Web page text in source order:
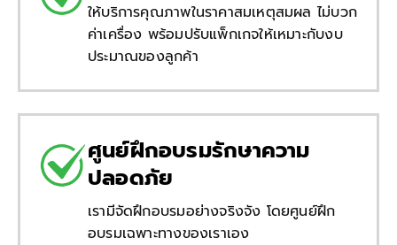
ให้บริการคุณภาพในราคาสมเหตุสมผล ไม่บวก
ค่าเครื่อง พร้อมปรับแพ็กเกจให้เหมาะกับงบ
ประมาณของลูกค้า
ศูนย์ฝึกอบรมรักษาความ
ปลอดภัย
เรามีจัดฝึกอบรมอย่างจริงจัง โดยศูนย์ฝึก
อบรมเฉพาะทางของเราเอง